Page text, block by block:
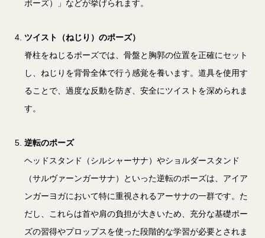
ポーズ）」などが挙げられます。
ツイスト（ねじり）のポーズ）
脊柱をねじるポーズでは、骨盤と胸郭の位置を正確にセット
し、ねじりを背骨全体で行う感覚を養います。道具を使用す
ることで、過度な反動を防ぎ、安全にツイストを深められま
す。
逆転のポーズ
ヘッドスタンド（シルシャーサナ）やショルダースタンド
（サルヴァーンガーサナ）といった逆転のポーズは、アイア
ンガーヨガにおいて特に重視されるアーサナの一群です。た
だし、これらは首や肩の負担が大きいため、充分な基礎ポー
ズの習得やプロップスを使った段階的な学習が必要とされま